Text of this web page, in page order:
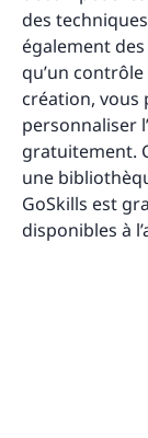
des
également
qu’un
création, vous
personnaliser
gratuitement.
une
GoSkills est
disponibles à